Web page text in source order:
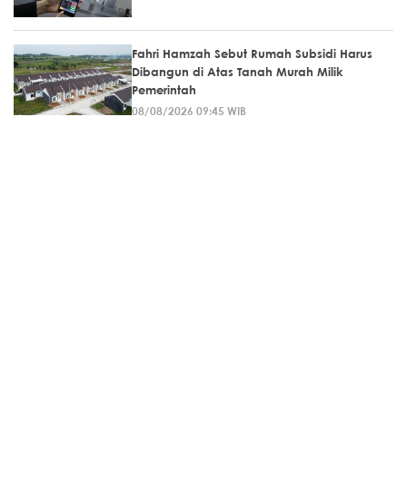
Fahri Hamzah Sebut Rumah Subsidi Harus
Dibangun di Atas Tanah Murah Milik
Pemerintah
08/08/2026 09:45 WIB